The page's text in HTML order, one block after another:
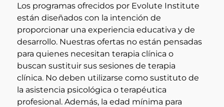
Los programas ofrecidos por Evolute Institute
están diseñados con la intención de
proporcionar una experiencia educativa y de
desarrollo. Nuestras ofertas no están pensadas
para quienes necesitan terapia clínica o
buscan sustituir sus sesiones de terapia
clínica. No deben utilizarse como sustituto de
la asistencia psicológica o terapéutica
profesional. Además, la edad mínima para